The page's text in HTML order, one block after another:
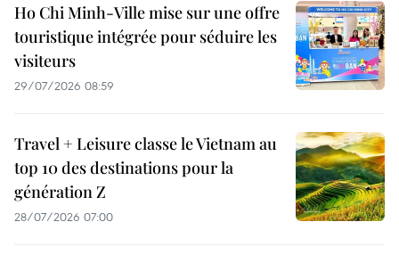
Ho Chi Minh-Ville mise sur une offre
touristique intégrée pour séduire les
visiteurs
29/07/2026 08:59
Travel + Leisure classe le Vietnam au
top 10 des destinations pour la
génération Z
28/07/2026 07:00